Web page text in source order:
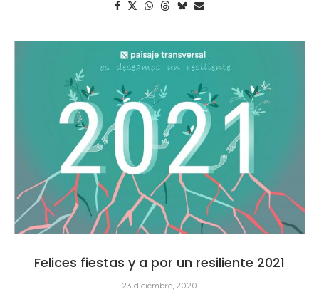
Felices fiestas y a por un resiliente 2021
23 diciembre, 2020